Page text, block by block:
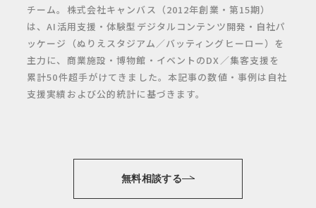
チーム。株式会社キャンバス（2012年創業・第15期）
は、AI活用支援・体験型デジタルコンテンツ開発・自社パ
ッケージ（ぬりえスタジアム／バッティングヒーロー）を
主力に、商業施設・博物館・イベントのDX／集客支援を
累計50件超手がけてきました。本記事の数値・事例は自社
支援実績および公的統計に基づきます。
無料相談する